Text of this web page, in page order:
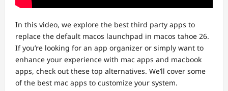
In this video, we explore the best third party apps to
replace the default macos launchpad in macos tahoe 26.
If you’re looking for an app organizer or simply want to
enhance your experience with mac apps and macbook
apps, check out these top alternatives. We’ll cover some
of the best mac apps to customize your system.